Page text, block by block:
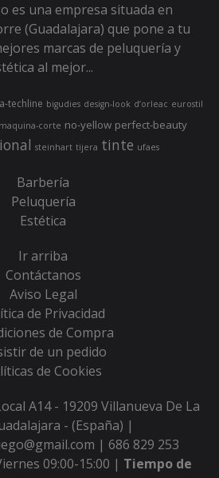
es una empresa situada en
(Guadalajara) que pone a tu
marcas de peluquería y
al mejor...
techline bigudies design-look d’orleac eurostil
maquina-corte no-yellow perfect-beauty
steinhart tijera tinte ufaes
Barbería
Peluquería
Estética
Ir arriba
Contáctanos
Aviso Legal
de Privacidad
de Compra
de un pedido
de Cookies
A14 - 19209 Villanueva De La
- (España) |
| 686 829 253
09:00-15:00 | Tiempo de